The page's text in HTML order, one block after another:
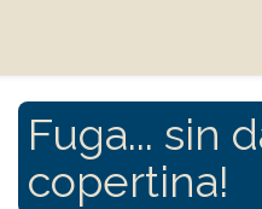
Fuga... sin
copertina!